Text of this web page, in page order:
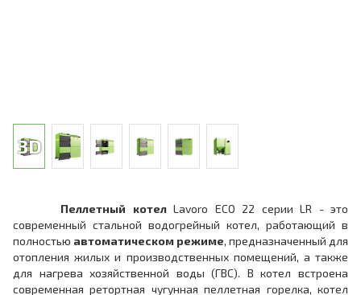
Пеллетный котелLavoro ECO 22 серии LR - это
современный стальной водогрейный котел, работающий в
полностью автоматическом режиме, предназначенный для
отопления жилых и производственных помещений, а также
для нагрева хозяйственной воды (ГВС). В котел встроена
современная ретортная чугунная пеллетная горелка, котел